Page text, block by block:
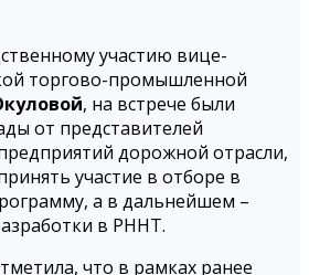
участию вице-
торгово-промышленной
, на встрече были
от представителей
дорожной отрасли,
участие в отборе в
а в дальнейшем –
в РННТ.
что в рамках ранее